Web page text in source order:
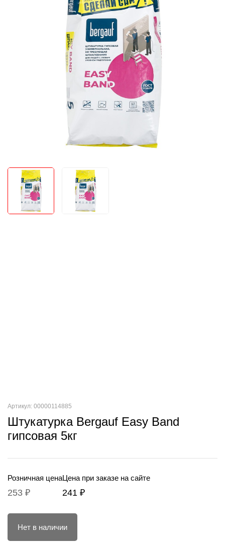
Артикул: 00000114885
Штукатурка Bergauf Easy Band
гипсовая 5кг
Розничная цена
253 ₽
Цена при заказе на сайте
241 ₽
Нет в наличии